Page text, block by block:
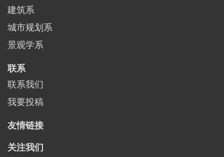
建筑系
城市规划系
景观学系
联系
联系我们
我要投稿
友情链接
关注我们